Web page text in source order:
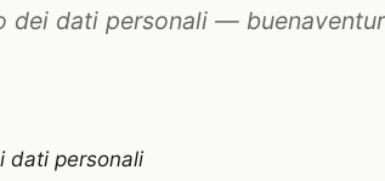
dei dati personali —
dati personali